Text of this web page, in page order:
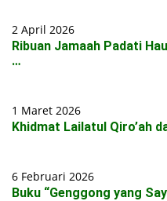
2 April 2026
Ribuan Jamaah Padati
…
1 Maret 2026
Khidmat Lailatul Qiro’ah
6 Februari 2026
Buku “Genggong yang